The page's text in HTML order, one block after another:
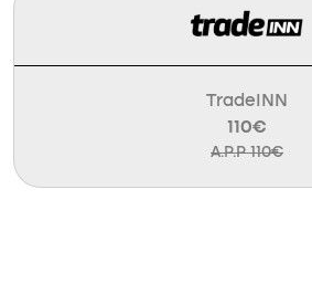
TradeINN
110€
A.P.P 110€